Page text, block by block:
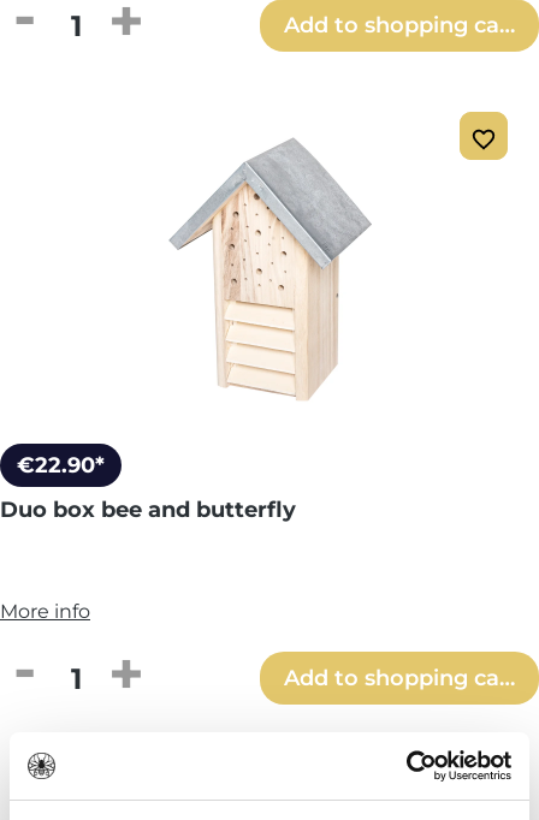
Product Quantity: Enter the desired
Add to shopping cart
€22.90*
Duo box bee and butterfly
More info
Product Quantity: Enter the desired
Add to shopping cart